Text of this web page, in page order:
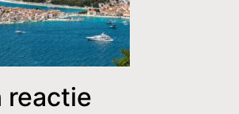
reactie